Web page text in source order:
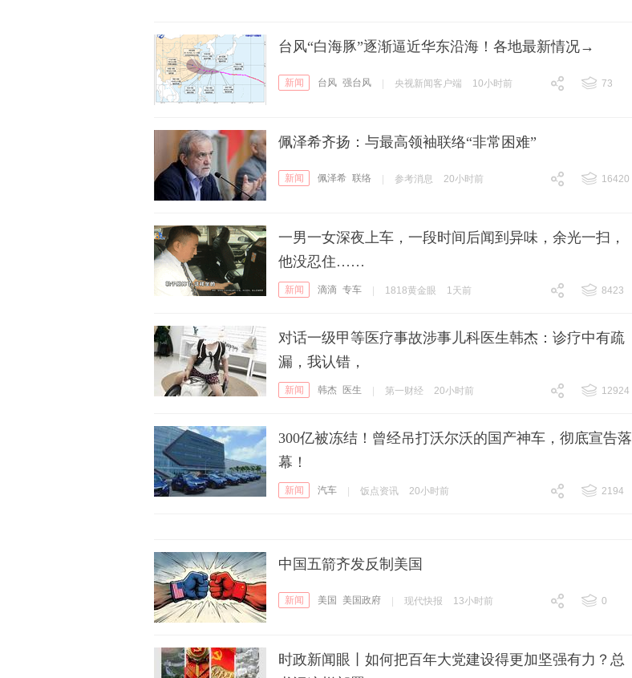
台风“白海豚”逐渐逼近华东沿海！各地最新情况→
新闻 台风 强台风 央视新闻客户端 10小时前
73
佩泽希齐扬：与最高领袖联络“非常困难”
新闻 佩泽希 联络 参考消息 20小时前
16420
一男一女深夜上车，一段时间后闻到异味，余光一扫，
他没忍住……
新闻 滴滴 专车 1818黄金眼 1天前
8423
对话一级甲等医疗事故涉事儿科医生韩杰：诊疗中有疏
漏，我认错，
新闻 韩杰 医生 第一财经 20小时前
12924
300亿被冻结！曾经吊打沃尔沃的国产神车，彻底宣告落
幕！
新闻 汽车 饭点资讯 20小时前
2194
中国五箭齐发反制美国
新闻 美国 美国政府 现代快报 13小时前
0
时政新闻眼丨如何把百年大党建设得更加坚强有力？总